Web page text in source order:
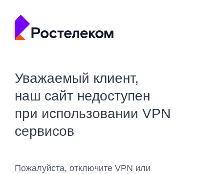
Уважаемый клиент,
наш сайт недоступен
при использовании VPN
сервисов
Пожалуйста, отключите VPN или